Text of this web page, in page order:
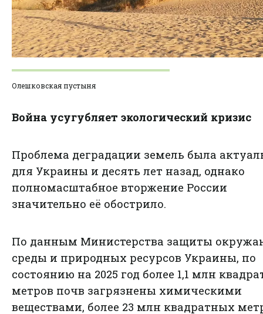
Олешковская пустыня
Война усугубляет экологический кризис
Проблема деградации земель была
для Украины и десять лет назад, однако
полномасштабное вторжение России
значительно её обострило.
По данным Министерства защиты
среды и природных ресурсов Украины, по
состоянию на 2025 год более 1,1 млн
метров почв загрязнены химическими
веществами, более 23 млн квадратных